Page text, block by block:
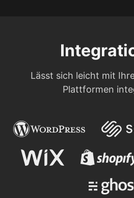
Lässt sich leicht mit
Plattformen